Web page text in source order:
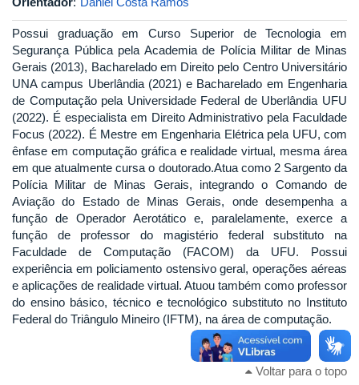
Possui graduação em Curso Superior de Tecnologia em
Segurança Pública pela Academia de Polícia Militar de Minas
Gerais (2013), Bacharelado em Direito pelo Centro Universitário
UNA campus Uberlândia (2021) e Bacharelado em Engenharia
de Computação pela Universidade Federal de Uberlândia UFU
(2022). É especialista em Direito Administrativo pela Faculdade
Focus (2022). É Mestre em Engenharia Elétrica pela UFU, com
ênfase em computação gráfica e realidade virtual, mesma área
em que atualmente cursa o doutorado.Atua como 2 Sargento da
Polícia Militar de Minas Gerais, integrando o Comando de
Aviação do Estado de Minas Gerais, onde desempenha a
função de Operador Aerotático e, paralelamente, exerce a
função de professor do magistério federal substituto na
Faculdade de Computação (FACOM) da UFU. Possui
experiência em policiamento ostensivo geral, operações aéreas
e aplicações de realidade virtual. Atuou também como professor
do ensino básico, técnico e tecnológico substituto no Instituto
Federal do Triângulo Mineiro (IFTM), na área de computação.
Voltar para o topo